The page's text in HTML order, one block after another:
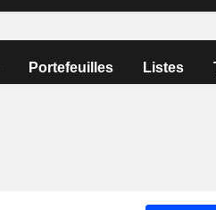
Portefeuilles Listes